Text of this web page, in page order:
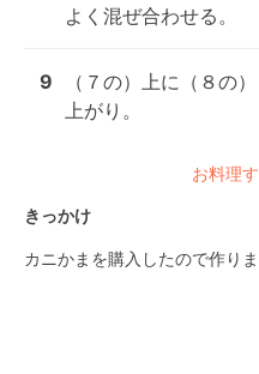
よく混ぜ合わせる。
9
（７の）上に（８の
上がり。
お料理
きっかけ
カニかまを購入したので作りま